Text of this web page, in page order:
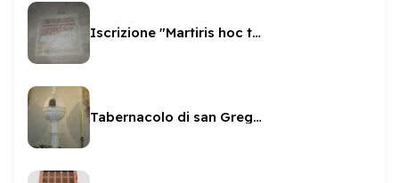
Iscrizione "Martiris hoc templum"
Tabernacolo di san Gregorio